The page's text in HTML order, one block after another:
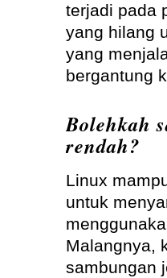
terjadi pada
yang hilang
yang
bergantung
Bolehkah
rendah?
Linux
untuk
Malangnya,
sambungan